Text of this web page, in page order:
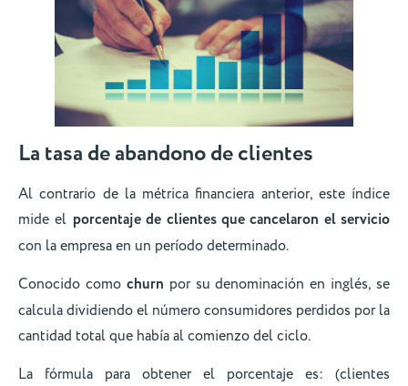
La tasa de abandono de clientes
Al contrario de la métrica financiera anterior, este índice
mide el porcentaje de clientes que cancelaron el servicio
con la empresa en un período determinado.
Conocido como churn por su denominación en inglés, se
calcula dividiendo el número consumidores perdidos por la
cantidad total que había al comienzo del ciclo.
La fórmula para obtener el porcentaje es: (clientes